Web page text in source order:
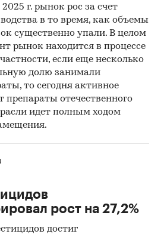
г. рынок рос за счет
в то время, как объемы
существенно упали. В целом
рынок находится в процессе
если еще несколько
долю занимали
то сегодня активное
препараты отечественного
идет полным ходом
рост на 27,2%
достиг